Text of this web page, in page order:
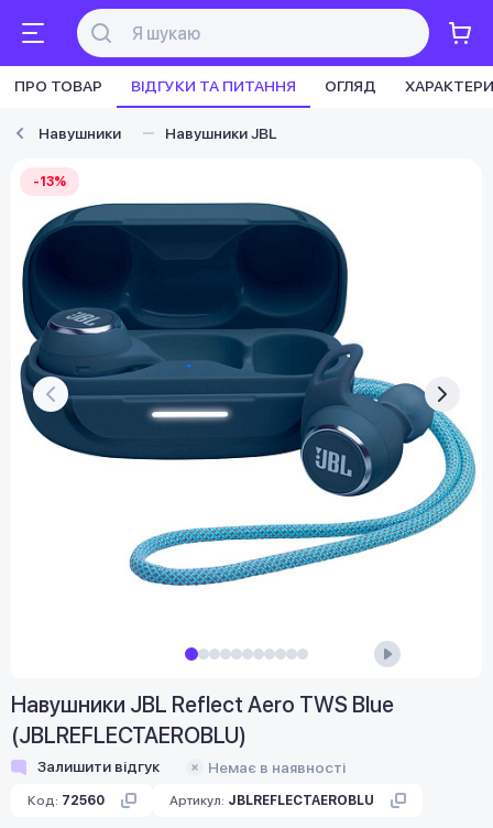
ПРО ТОВАР ВІДГУКИ ТА ПИТАННЯ ОГЛЯД
Навушники Навушники JBL
-13%
Навушники JBL Reflect Aero TWS Blue
(JBLREFLECTAEROBLU)
Залишити відгук Немає в наявності
Код: 72560 Артикул: JBLREFLECTAEROBLU